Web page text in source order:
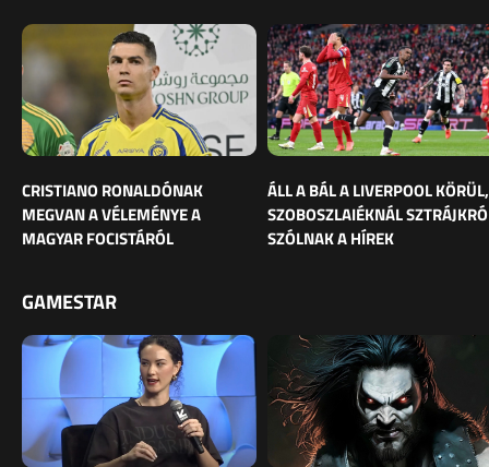
CRISTIANO RONALDÓNAK
MEGVAN A VÉLEMÉNYE A
MAGYAR FOCISTÁRÓL
ÁLL A BÁL A LIVERPOOL KÖRÜL,
SZOBOSZLAIÉKNÁL
SZÓLNAK A HÍREK
GAMESTAR